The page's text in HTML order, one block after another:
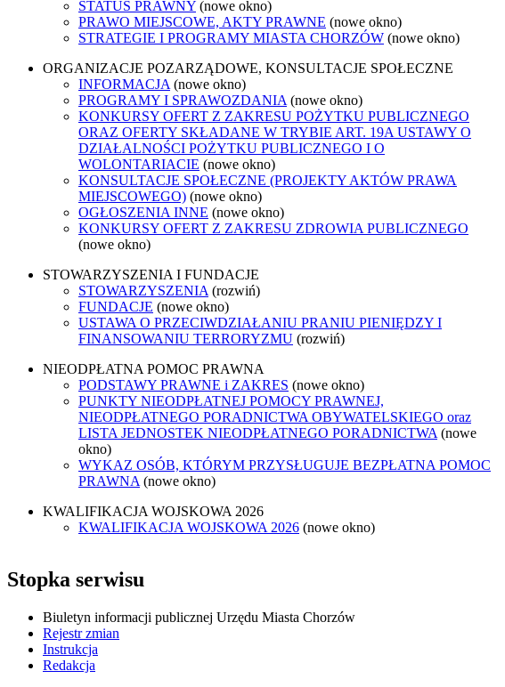
STATUS PRAWNY (nowe okno)
PRAWO MIEJSCOWE, AKTY PRAWNE (nowe okno)
STRATEGIE I PROGRAMY MIASTA CHORZÓW (nowe okno)
ORGANIZACJE POZARZĄDOWE, KONSULTACJE SPOŁECZNE
INFORMACJA (nowe okno)
PROGRAMY I SPRAWOZDANIA (nowe okno)
KONKURSY OFERT Z ZAKRESU POŻYTKU PUBLICZNEGO
ORAZ OFERTY SKŁADANE W TRYBIE ART. 19A USTAWY O
DZIAŁALNOŚCI POŻYTKU PUBLICZNEGO I O
WOLONTARIACIE (nowe okno)
KONSULTACJE SPOŁECZNE (PROJEKTY AKTÓW PRAWA
MIEJSCOWEGO) (nowe okno)
OGŁOSZENIA INNE (nowe okno)
KONKURSY OFERT Z ZAKRESU ZDROWIA PUBLICZNEGO
(nowe okno)
STOWARZYSZENIA I FUNDACJE
STOWARZYSZENIA (rozwiń)
FUNDACJE (nowe okno)
USTAWA O PRZECIWDZIAŁANIU PRANIU PIENIĘDZY I
FINANSOWANIU TERRORYZMU (rozwiń)
NIEODPŁATNA POMOC PRAWNA
PODSTAWY PRAWNE i ZAKRES (nowe okno)
PUNKTY NIEODPŁATNEJ POMOCY PRAWNEJ,
NIEODPŁATNEGO PORADNICTWA OBYWATELSKIEGO oraz
LISTA JEDNOSTEK NIEODPŁATNEGO PORADNICTWA (nowe
okno)
WYKAZ OSÓB, KTÓRYM PRZYSŁUGUJE BEZPŁATNA POMOC
PRAWNA (nowe okno)
KWALIFIKACJA WOJSKOWA 2026
KWALIFIKACJA WOJSKOWA 2026 (nowe okno)
Stopka serwisu
Biuletyn informacji publicznej Urzędu Miasta Chorzów
Rejestr zmian
Instrukcja
Redakcja